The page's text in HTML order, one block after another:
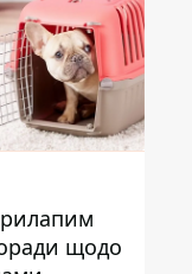
щодо